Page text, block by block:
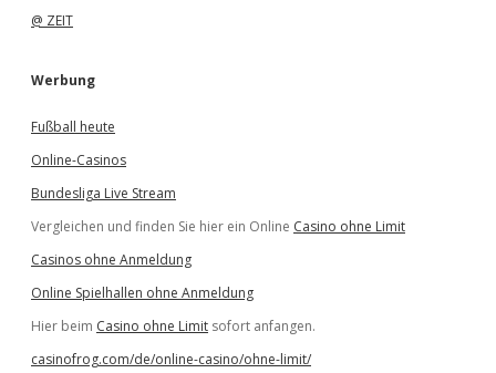
@ ZEIT
Werbung
Fußball heute
Online-Casinos
Bundesliga Live Stream
Vergleichen und finden Sie hier ein Online Casino ohne Limit
Casinos ohne Anmeldung
Online Spielhallen ohne Anmeldung
Hier beim Casino ohne Limit sofort anfangen.
casinofrog.com/de/online-casino/ohne-limit/